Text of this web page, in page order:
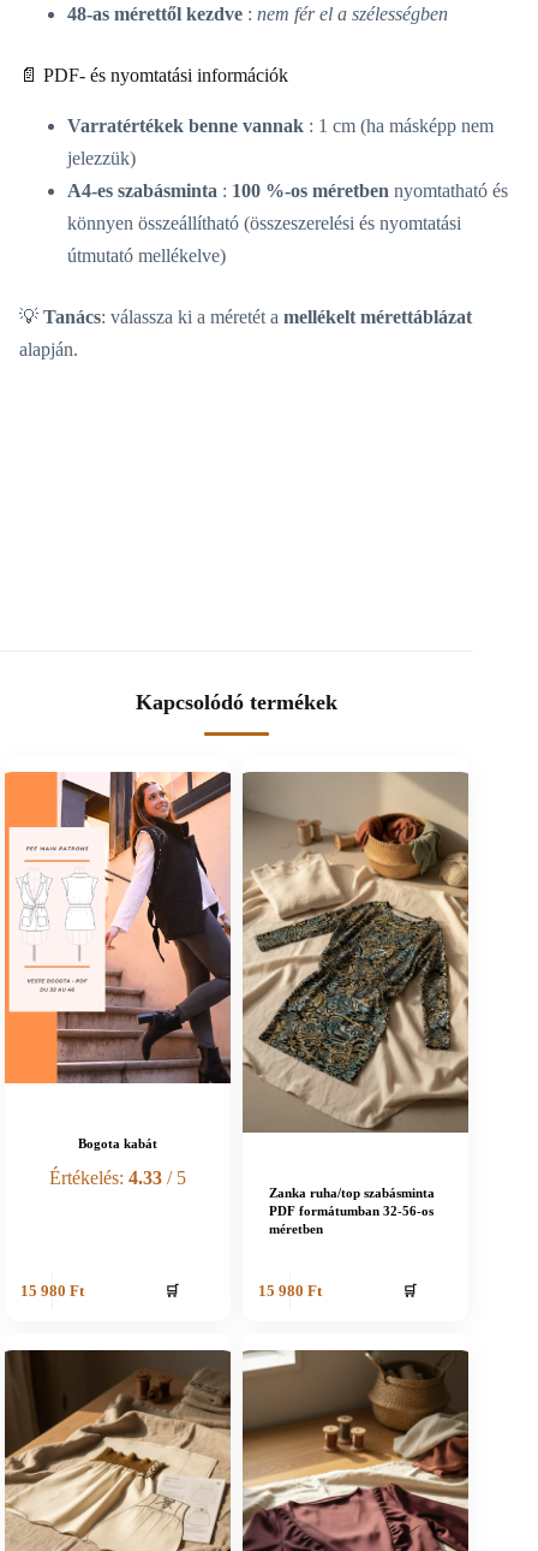
48-as mérettől kezdve : nem fér el a szélességben
📄 PDF- és nyomtatási információk
Varratértékek benne vannak : 1 cm (ha másképp nem
jelezzük)
A4-es szabásminta : 100 %-os méretben nyomtatható és
könnyen összeállítható (összeszerelési és nyomtatási
útmutató mellékelve)
💡 Tanács: válassza ki a méretét a mellékelt mérettáblázat
alapján.
Kapcsolódó termékek
Bogota kabát
Értékelés:4.33 / 5
15 980 Ft 🛒
Zanka ruha/top szabásminta
PDF formátumban 32-56-os
méretben
15 980 Ft 🛒